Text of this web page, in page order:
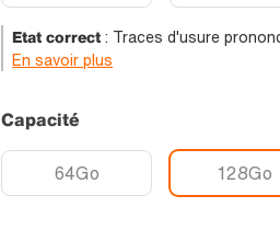
Etat correct: Traces d'usure
En savoir plus
Capacité
64Go 128Go